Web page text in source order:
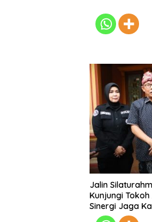
Jalin
Kunjungi
Sinergi Jaga